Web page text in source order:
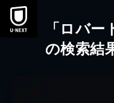
本文へスキップ
「ロバ
の検索結